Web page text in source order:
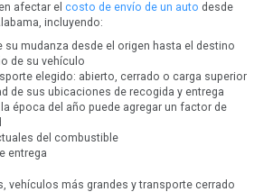
afectar el costo de envío de un auto desde
incluyendo:
su mudanza desde el origen hasta el destino
de su vehículo
elegido: abierto, cerrado o carga superior
de sus ubicaciones de recogida y entrega
época del año puede agregar un factor de
del combustible
entrega
vehículos más grandes y transporte cerrado